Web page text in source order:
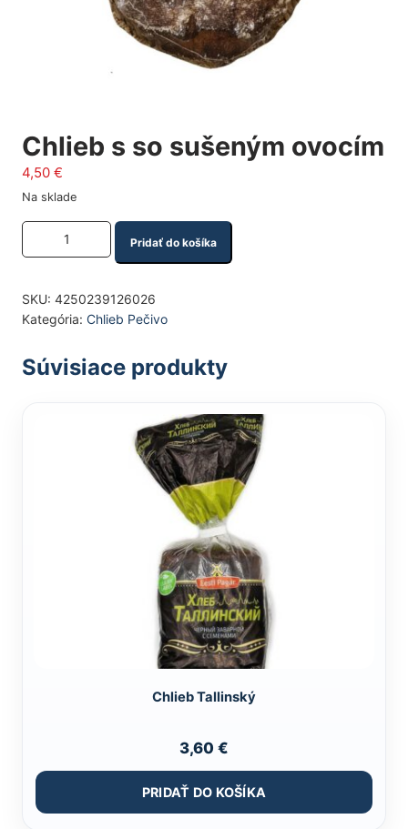
Chlieb s so sušeným ovocím
4,50 €
Na sklade
Množstvo produktu
Pridať do košíka
SKU: 4250239126026
Kategória: Chlieb Pečivo
Súvisiace produkty
Chlieb Tallinský
3,60 €
PRIDAŤ DO KOŠÍKA